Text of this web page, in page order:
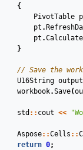
{
PivotTable
pt .
pt .
}
// Save the
U16String
workbook.Save(
std :: cout <<
Aspose::Cells ::
return 0;